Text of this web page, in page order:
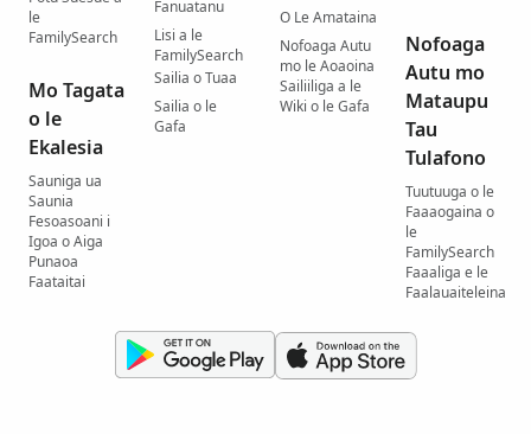
le
FamilySearch
Mo Tagata
o le
Ekalesia
Sauniga ua
Saunia
Fesoasoani i
Igoa o Aiga
Punaoa
Faataitai
Fanuatanu
Lisi a le
FamilySearch
Sailia o Tuaa
Sailia o le
Gafa
O Le Amataina
Nofoaga Autu
mo le Aoaoina
Sailiiliga a le
Wiki o le Gafa
Nofoaga
Autu mo
Mataupu
Tau
Tulafono
Tuutuuga o le
Faaaogaina o
le
FamilySearch
Faaaliga e le
Faalauaiteleina